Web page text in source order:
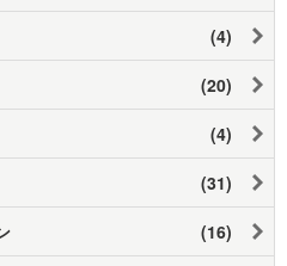
(4)
(20)
(4)
(31)
(16)